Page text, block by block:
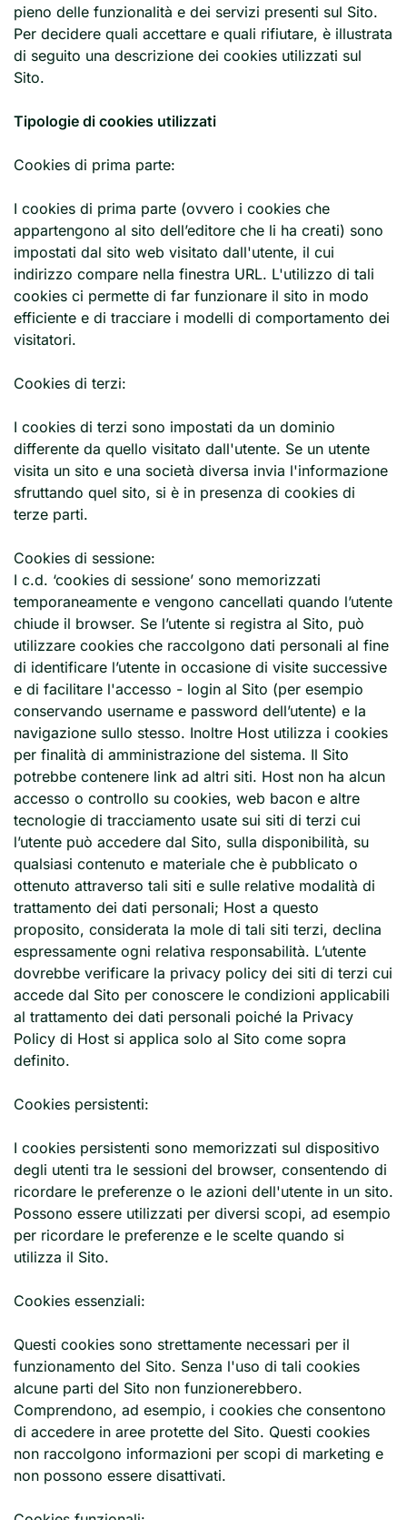
pieno delle funzionalità e dei servizi presenti sul Sito.
Per decidere quali accettare e quali rifiutare, è illustrata
di seguito una descrizione dei cookies utilizzati sul
Sito.
Tipologie di cookies utilizzati
Cookies di prima parte:
I cookies di prima parte (ovvero i cookies che
appartengono al sito dell’editore che li ha creati) sono
impostati dal sito web visitato dall'utente, il cui
indirizzo compare nella finestra URL. L'utilizzo di tali
cookies ci permette di far funzionare il sito in modo
efficiente e di tracciare i modelli di comportamento dei
visitatori.
Cookies di terzi:
I cookies di terzi sono impostati da un dominio
differente da quello visitato dall'utente. Se un utente
visita un sito e una società diversa invia l'informazione
sfruttando quel sito, si è in presenza di cookies di
terze parti.
Cookies di sessione:
I c.d. ‘cookies di sessione’ sono memorizzati
temporaneamente e vengono cancellati quando l’utente
chiude il browser. Se l’utente si registra al Sito, può
utilizzare cookies che raccolgono dati personali al fine
di identificare l’utente in occasione di visite successive
e di facilitare l'accesso - login al Sito (per esempio
conservando username e password dell’utente) e la
navigazione sullo stesso. Inoltre Host utilizza i cookies
per finalità di amministrazione del sistema. Il Sito
potrebbe contenere link ad altri siti. Host non ha alcun
accesso o controllo su cookies, web bacon e altre
tecnologie di tracciamento usate sui siti di terzi cui
l’utente può accedere dal Sito, sulla disponibilità, su
qualsiasi contenuto e materiale che è pubblicato o
ottenuto attraverso tali siti e sulle relative modalità di
trattamento dei dati personali; Host a questo
proposito, considerata la mole di tali siti terzi, declina
espressamente ogni relativa responsabilità. L’utente
dovrebbe verificare la privacy policy dei siti di terzi cui
accede dal Sito per conoscere le condizioni applicabili
al trattamento dei dati personali poiché la Privacy
Policy di Host si applica solo al Sito come sopra
definito.
Cookies persistenti:
I cookies persistenti sono memorizzati sul dispositivo
degli utenti tra le sessioni del browser, consentendo di
ricordare le preferenze o le azioni dell'utente in un sito.
Possono essere utilizzati per diversi scopi, ad esempio
per ricordare le preferenze e le scelte quando si
utilizza il Sito.
Cookies essenziali:
Questi cookies sono strettamente necessari per il
funzionamento del Sito. Senza l'uso di tali cookies
alcune parti del Sito non funzionerebbero.
Comprendono, ad esempio, i cookies che consentono
di accedere in aree protette del Sito. Questi cookies
non raccolgono informazioni per scopi di marketing e
non possono essere disattivati.